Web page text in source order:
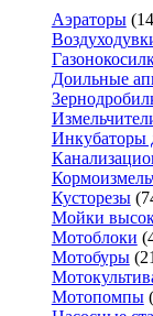
Аэраторы
Доильные
Инкубаторы
Кусторезы
Мойки
Мотоблоки
Мотобуры
Мотопомпы